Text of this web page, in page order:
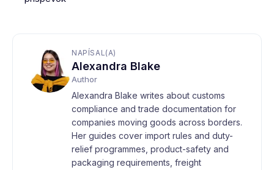
NAPÍSAL(A)
Alexandra Blake
Author
Alexandra Blake writes about customs
compliance and trade documentation for
companies moving goods across borders.
Her guides cover import rules and duty-
relief programmes, product-safety and
packaging requirements, freight